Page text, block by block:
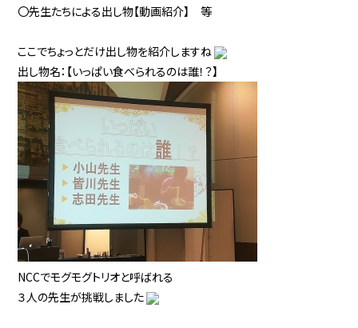
〇先生たちによる出し物【動画紹介】 等
ここでちょっとだけ出し物を紹介しますね
出し物名：【いっぱい食べられるのは誰！？】
NCCでモグモグトリオと呼ばれる
３人の先生が挑戦しました